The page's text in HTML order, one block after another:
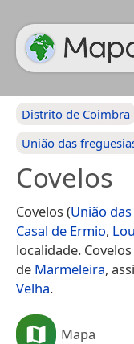
Distrito de Coimbra
União das
Covelos
Covelos (União
Casal de Ermio,
localidade.
de Marmeleira,
Velha.
Mapa